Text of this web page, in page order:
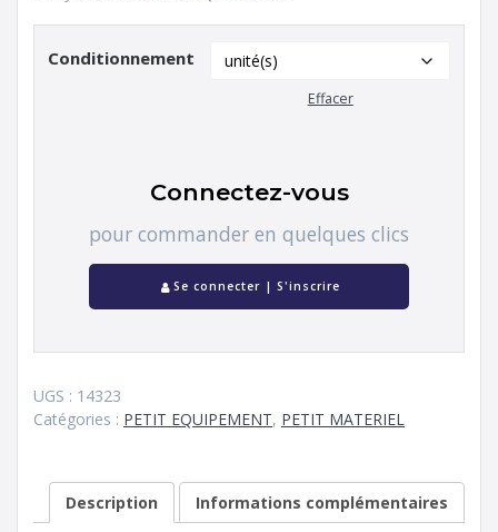
Conditionnement
Effacer
Connectez-vous
pour commander en quelques clics
Se connecter | S'inscrire
UGS : 14323
Catégories : PETIT EQUIPEMENT, PETIT MATERIEL
Description Informations complémentaires